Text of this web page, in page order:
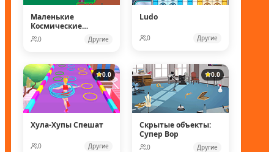
Маленькие
Космические
рейнджеры
0 Другие
Ludo
0 Другие
0.0
Хула-Хупы Спешат
0 Другие
0.0
Скрытые объекты:
Супер Вор
0 Другие